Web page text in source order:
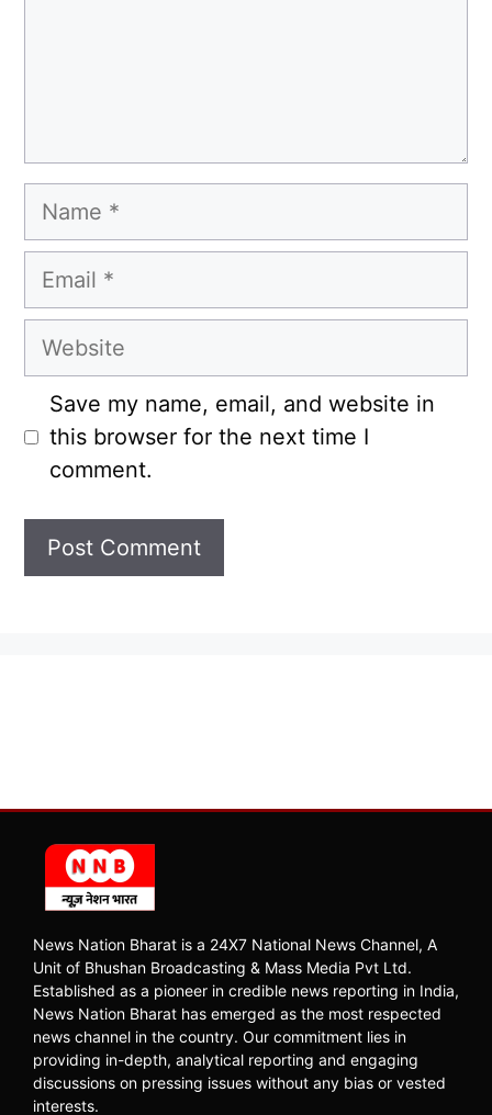
Name
Email
Website
Save my name, email, and website in
this browser for the next time I
comment.
News Nation Bharat is a 24X7 National News Channel, A
Unit of Bhushan Broadcasting & Mass Media Pvt Ltd.
Established as a pioneer in credible news reporting in India,
News Nation Bharat has emerged as the most respected
news channel in the country. Our commitment lies in
providing in-depth, analytical reporting and engaging
discussions on pressing issues without any bias or vested
interests.